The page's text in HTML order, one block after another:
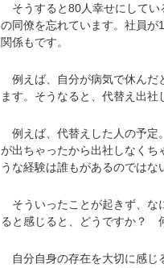
そうすると80人幸せにしてい
の同僚を忘れています。社員
関係もです。
例えば、自分が病気で休んだ
ます。そうなると、代替え出社
例えば、代替えした人の予定
が出ちゃったから出社しなくち
うな経験は誰もがあるのではな
そういったことが起きず、な
ると感じると、どうですか？
自分自身の存在を大切に感じ